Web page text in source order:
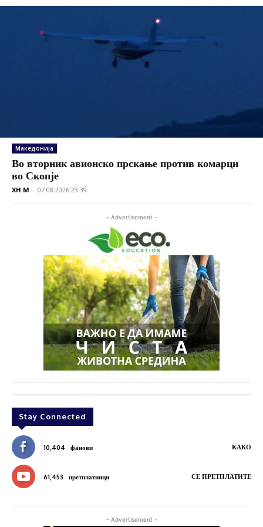
Македонија
Во вторник авионско прскање против комарци
во Скопје
XH M - 07.08.2026 23:39
- Advertisement -
Stay Connected
10,404 фанови КАКО
61,453 претплатници СЕ ПРЕТПЛАТИТЕ
- Advertisement -